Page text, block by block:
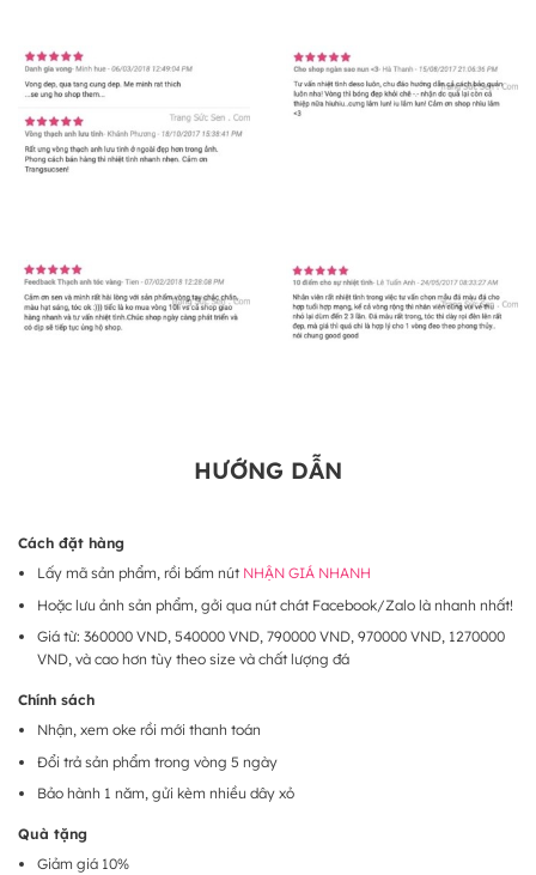
HƯỚNG DẪN
Cách đặt hàng
Lấy mã sản phẩm, rồi bấm nút NHẬN GIÁ NHANH
Hoặc lưu ảnh sản phẩm, gởi qua nút chát Facebook/Zalo là nhanh nhất!
Giá từ: 360000 VND, 540000 VND, 790000 VND, 970000 VND, 1270000
VND, và cao hơn tùy theo size và chất lượng đá
Chính sách
Nhận, xem oke rồi mới thanh toán
Đổi trả sản phẩm trong vòng 5 ngày
Bảo hành 1 năm, gửi kèm nhiều dây xỏ
Quà tặng
Giảm giá 10%